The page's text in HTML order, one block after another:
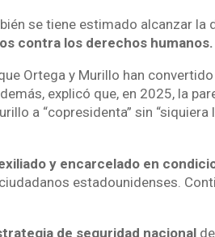
se tiene estimado alcanzar la
contra los derechos humanos.
Ortega y Murillo han
explicó que, en 2025, la
a “copresidenta” sin “siquiera
y encarcelado en
estadounidenses.
de seguridad nacionalde